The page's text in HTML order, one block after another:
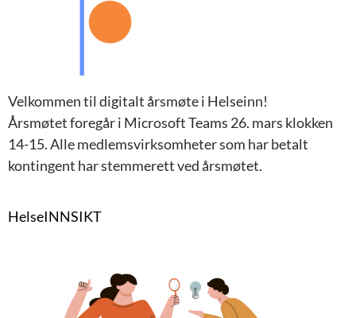
Velkommen til digitalt årsmøte i Helseinn!
Årsmøtet foregår i Microsoft Teams 26. mars klokken
14-15. Alle medlemsvirksomheter som har betalt
kontingent har stemmerett ved årsmøtet.
HelseINNSIKT